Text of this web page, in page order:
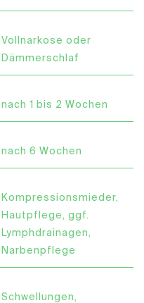
Vollnarkose oder
Dämmerschlaf
nach 1 bis 2 Wochen
nach 6 Wochen
Kompressionsmieder,
Hautpflege, ggf.
Lymphdrainagen,
Narbenpflege
Schwellungen,